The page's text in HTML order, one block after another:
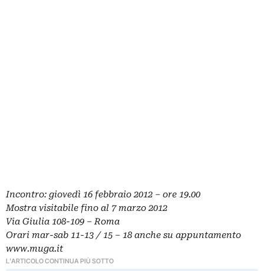
Incontro: giovedì 16 febbraio 2012 – ore 19.00
Mostra visitabile fino al 7 marzo 2012
Via Giulia 108-109 – Roma
Orari mar-sab 11-13 / 15 – 18 anche su appuntamento
www.muga.it
L'ARTICOLO CONTINUA PIÙ SOTTO